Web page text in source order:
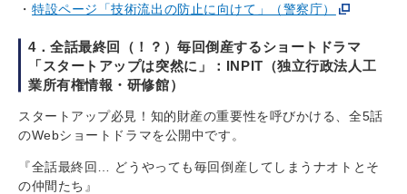
特設ページ「技術流出の防止に向けて」（警察庁）
4．全話最終回（！？）毎回倒産するショートドラマ
「スタートアップは突然に」：INPIT（独立行政法人工
業所有権情報・研修館）
スタートアップ必見！知的財産の重要性を呼びかける、全5話
のWebショートドラマを公開中です。
『全話最終回… どうやっても毎回倒産してしまうナオトとそ
の仲間たち』